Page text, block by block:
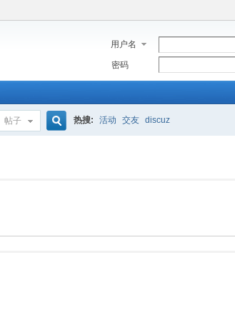
用户名
密码
帖子 热搜: 活动 交友 discuz